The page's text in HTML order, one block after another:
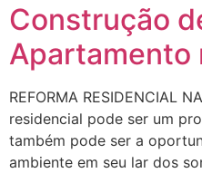
Construção
Apartamento
REFORMA RESIDENCIAL
residencial pode ser um
também pode ser a
ambiente em seu lar dos